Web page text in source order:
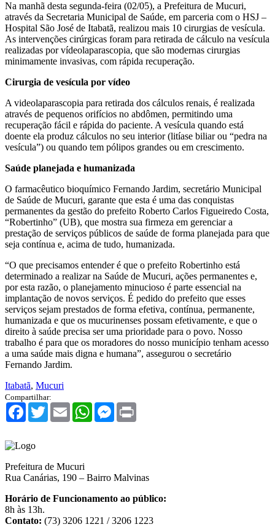
Na manhã desta segunda-feira (02/05), a Prefeitura de Mucuri,
através da Secretaria Municipal de Saúde, em parceria com o HSJ –
Hospital São José de Itabatã, realizou mais 10 cirurgias de vesícula.
As intervenções cirúrgicas foram para retirada de cálculo na vesícula
realizadas por vídeolaparascopia, que são modernas cirurgias
minimamente invasivas, com rápida recuperação.
Cirurgia de vesícula por vídeo
A videolaparascopia para retirada dos cálculos renais, é realizada
através de pequenos orifícios no abdômen, permitindo uma
recuperação fácil e rápida do paciente. A vesícula quando está
doente ela produz cálculos no seu interior (litíase biliar ou “pedra na
vesícula”) ou quando tem pólipos grandes ou em crescimento.
Saúde planejada e humanizada
O farmacêutico bioquímico Fernando Jardim, secretário Municipal
de Saúde de Mucuri, garante que esta é uma das conquistas
permanentes da gestão do prefeito Roberto Carlos Figueiredo Costa,
“Robertinho” (UB), que mostra sua firmeza em gerenciar a
prestação de serviços públicos de saúde de forma planejada para que
seja contínua e, acima de tudo, humanizada.
“O que precisamos entender é que o prefeito Robertinho está
determinado a realizar na Saúde de Mucuri, ações permanentes e,
por esta razão, o planejamento minucioso é parte essencial na
implantação de novos serviços. É pedido do prefeito que esses
serviços sejam prestados de forma efetiva, contínua, permanente,
humanizada e que os mucurinenses possam efetivamente, e que o
direito à saúde precisa ser uma prioridade para o povo. Nosso
trabalho é para que os moradores do nosso município tenham acesso
a uma saúde mais digna e humana”, assegurou o secretário
Fernando Jardim.
Itabatã, Mucuri
Compartilhar:
Facebook
TwitterEmail WhatsAppMessenger
Prefeitura de Mucuri
Rua Canárias, 190 – Bairro Malvinas
Horário de Funcionamento ao público:
8h às 13h.
Contato: (73) 3206 1221 / 3206 1223